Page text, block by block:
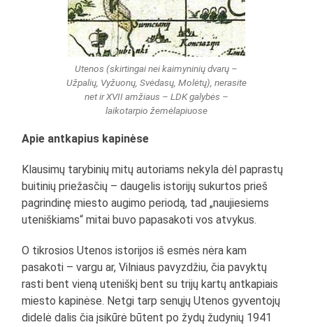
Utenos (skirtingai nei kaimyninių dvarų –
Užpalių, Vyžuonų, Svėdasų, Molėtų), nerasite
net ir XVII amžiaus – LDK galybės –
laikotarpio žemėlapiuose
Apie antkapius kapinėse
Klausimų tarybinių mitų autoriams nekyla dėl paprastų
buitinių priežasčių – daugelis istorijų sukurtos prieš
pagrindinę miesto augimo periodą, tad „naujiesiems
uteniškiams“ mitai buvo papasakoti vos atvykus.
O tikrosios Utenos istorijos iš esmės nėra kam
pasakoti – vargu ar, Vilniaus pavyzdžiu, čia pavyktų
rasti bent vieną uteniškį bent su trijų kartų antkapiais
miesto kapinėse. Netgi tarp senųjų Utenos gyventojų
didelė dalis čia įsikūrė būtent po žydų žudynių 1941